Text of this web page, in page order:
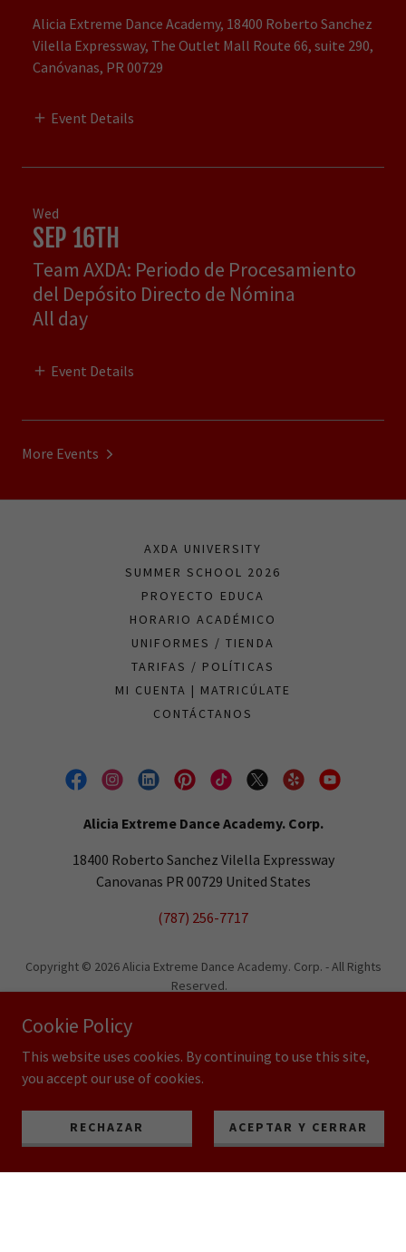
Alicia Extreme Dance Academy, 18400 Roberto Sanchez
Vilella Expressway, The Outlet Mall Route 66, suite 290,
Canóvanas, PR 00729
Event Details
Wed
SEP 16TH
Team AXDA: Periodo de Procesamiento
del Depósito Directo de Nómina
All day
Event Details
More Events
AXDA UNIVERSITY
SUMMER SCHOOL 2026
PROYECTO EDUCA
HORARIO ACADÉMICO
UNIFORMES / TIENDA
TARIFAS / POLÍTICAS
MI CUENTA | MATRICÚLATE
CONTÁCTANOS
Alicia Extreme Dance Academy. Corp.
18400 Roberto Sanchez Vilella Expressway
Canovanas PR 00729 United States
(787) 256-7717
Copyright © 2026 Alicia Extreme Dance Academy. Corp. - All Rights
Reserved.
Cookie Policy
This website uses cookies. By continuing to use this site,
you accept our use of cookies.
RECHAZAR ACEPTAR Y CERRAR